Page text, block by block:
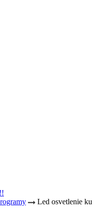
Led osvetlenie ku